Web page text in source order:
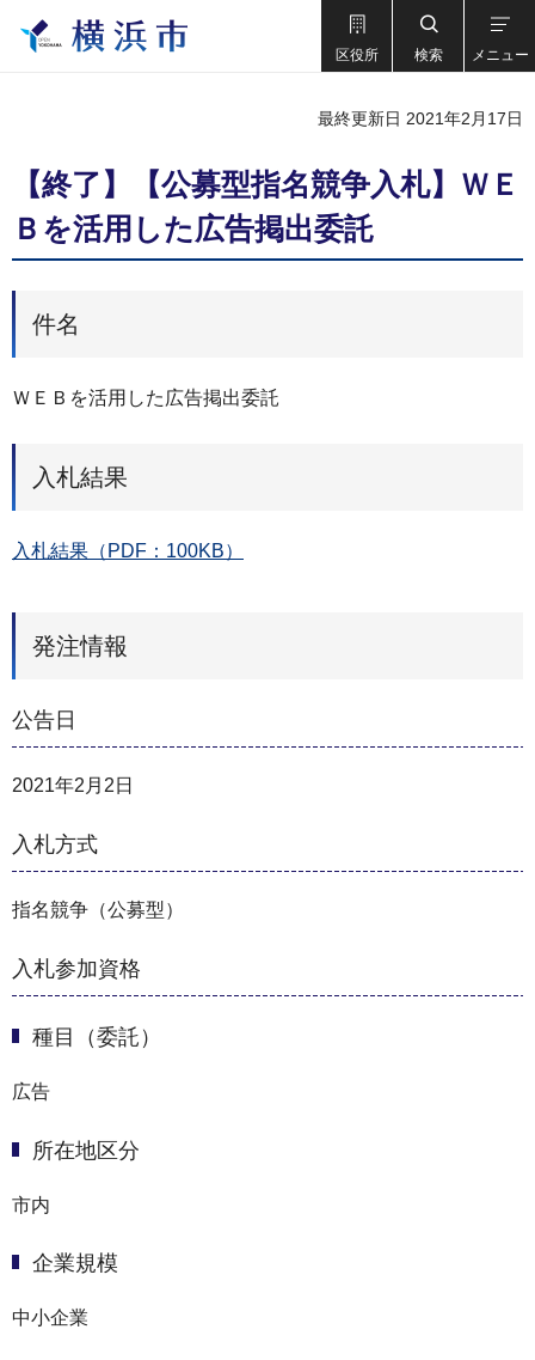
区役所 検索 メニュー
最終更新日 2021年2月17日
【終了】【公募型指名競争入札】ＷＥ
Ｂを活用した広告掲出委託
件名
ＷＥＢを活用した広告掲出委託
入札結果
入札結果（PDF：100KB）
発注情報
公告日
2021年2月2日
入札方式
指名競争（公募型）
入札参加資格
種目（委託）
広告
所在地区分
市内
企業規模
中小企業